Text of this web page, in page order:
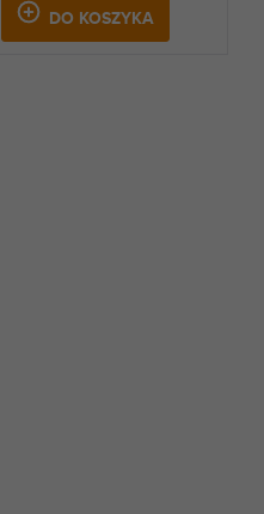
DO KOSZYKA